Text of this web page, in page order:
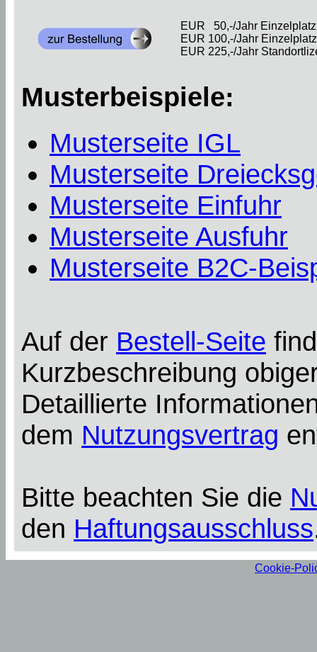
EUR 50,-/Jahr
EUR 100,-/Jahr
EUR 225,-/Jahr
Musterbeispiele:
Musterseite IGL
Musterseite
Musterseite Einfuhr
Musterseite Ausfuhr
Musterseite B2C-
Auf der Bestell-Seite
Kurzbeschreibung
Detaillierte
dem Nutzungsvertrag
Bitte beachten Sie die
den Haftungsausschluss
Cookie-